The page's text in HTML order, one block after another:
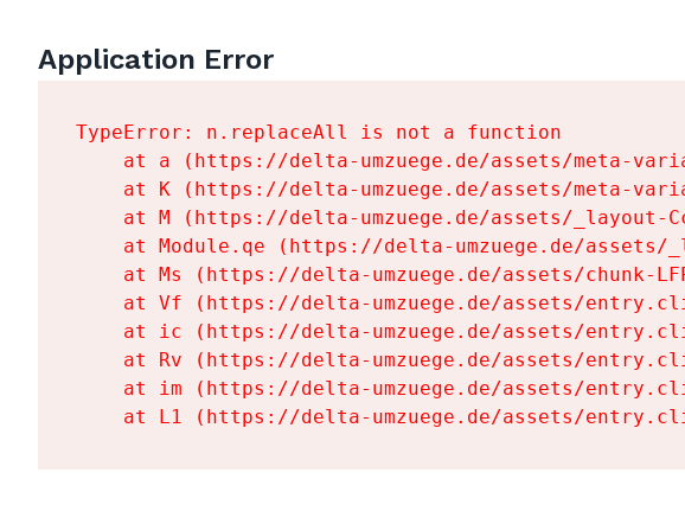
Application Error
TypeError: n.replaceAll is not a function
at a (https://delta-umzuege.de/assets/meta-
at K (https://delta-umzuege.de/assets/meta-
at M (https://delta-umzuege.de/assets/_layout-
at Module.qe (https://delta-umzuege.de/assets/
at Ms (https://delta-umzuege.de/assets/chunk-
at Vf (https://delta-umzuege.de/assets/
at ic (https://delta-umzuege.de/assets/
at Rv (https://delta-umzuege.de/assets/
at im (https://delta-umzuege.de/assets/
at L1 (https://delta-umzuege.de/assets/